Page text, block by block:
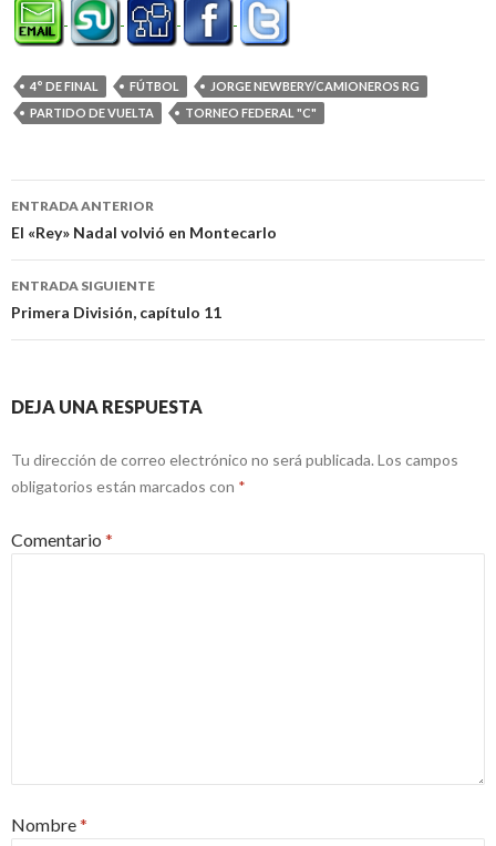
4° DE FINAL FÚTBOL
JORGE NEWBERY/CAMIONEROS RG
PARTIDO DE VUELTA
TORNEO FEDERAL "C"
Navegación
de
entradas
ENTRADA ANTERIOR
El «Rey» Nadal volvió en Montecarlo
ENTRADA SIGUIENTE
Primera División, capítulo 11
DEJA UNA RESPUESTA
Tu dirección de correo electrónico no será publicada. Los campos
obligatorios están marcados con *
Comentario *
Nombre*